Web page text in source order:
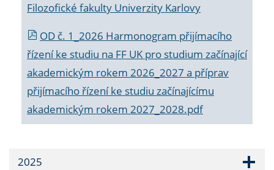
Filozofické fakulty Univerzity Karlovy
OD č. 1_2026 Harmonogram přijímacího
řízení ke studiu na FF UK pro studium začínající
akademickým rokem 2026_2027 a příprav
přijímacího řízení ke studiu začínajícímu
akademickým rokem 2027_2028.pdf
2025